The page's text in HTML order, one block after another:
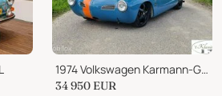
1974 Volkswagen Karmann-Ghia Coupé
34 950 EUR